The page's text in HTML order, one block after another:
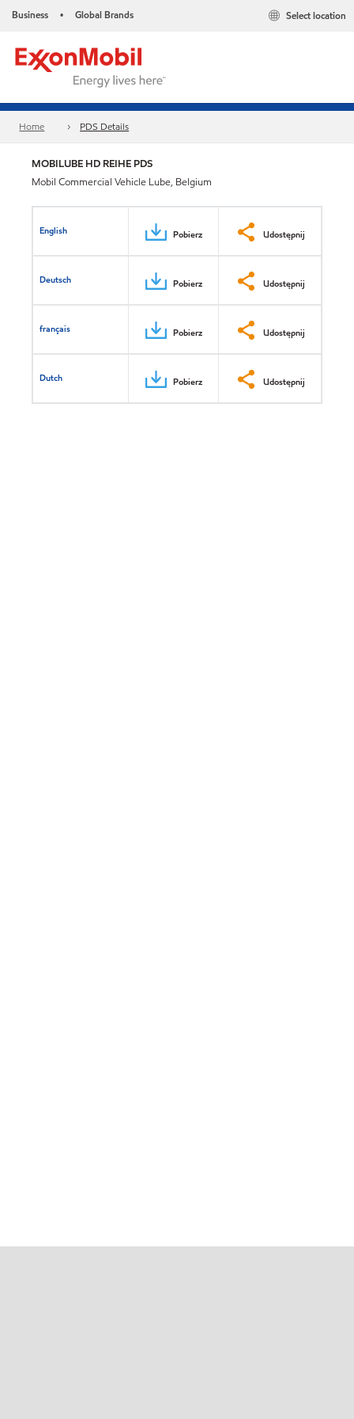
Business • Global Brands Select location
Home PDS Details
MOBILUBE HD REIHE PDS
Mobil Commercial Vehicle Lube, Belgium
English Pobierz Udostępnij
Deutsch Pobierz Udostępnij
français Pobierz Udostępnij
Dutch Pobierz Udostępnij